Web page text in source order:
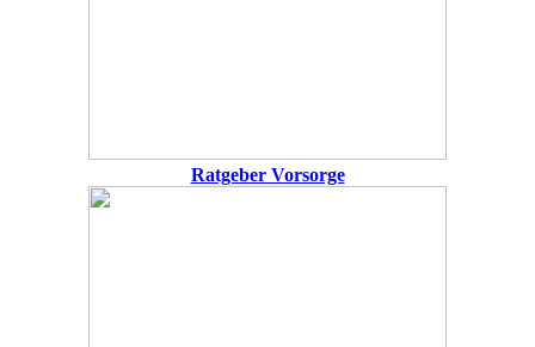
Ratgeber Vorsorge